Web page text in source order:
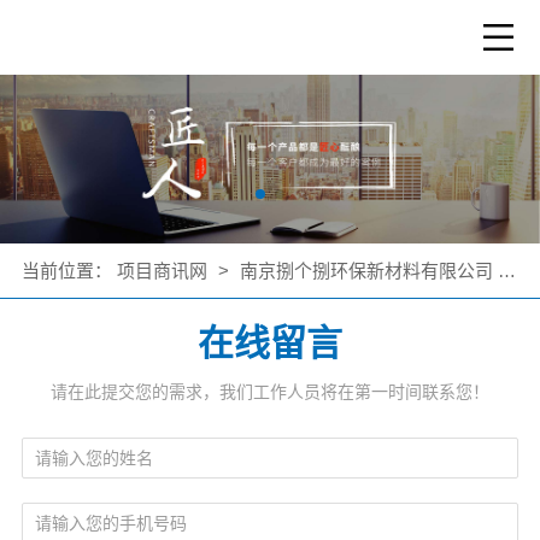
当前位置： 项目商讯网 > 南京捌个捌环保新材料有限公司 >
在线留言
请在此提交您的需求，我们工作人员将在第一时间联系您！